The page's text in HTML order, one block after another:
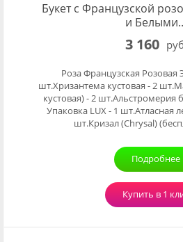
Букет с Французской
и
3 160
Роза Французская Розовая
шт.Хризантема кустовая - 2
кустовая) - 2 шт.Альстромерия
Упаковка LUX - 1 шт.Атласная
шт.Кризал (Chrysal)
Подробнее
Купить в 1